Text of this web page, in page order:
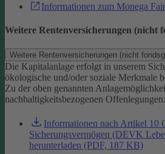
Informationen zum Monega
Weitere Rentenversicherungen (nicht
Weitere Rentenversicherungen (nicht
Die Kapitalanlage erfolgt in unserem
ökologische und/oder soziale Merkmale
Zu der oben genannten
nachhaltigkeitsbezogenen Offenlegungen:
Informationen nach Artikel 10
Sicherungsvermögen (DEVK
herunterladen (PDF, 187 KB)